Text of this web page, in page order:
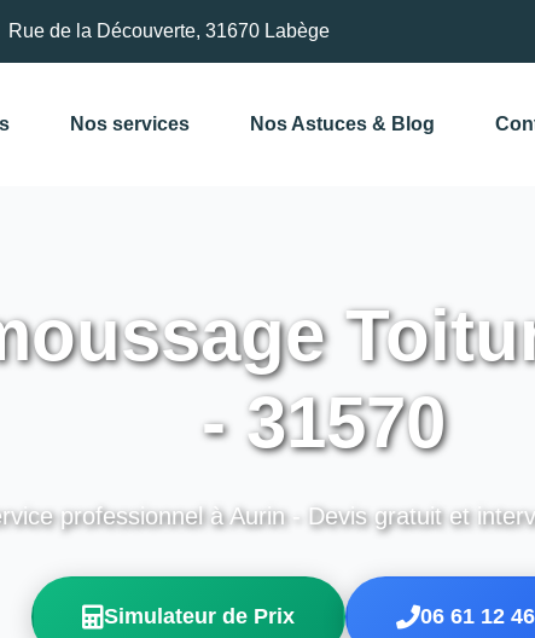
Rue de la Découverte, 31670 Labège
Nos services Nos Astuces & Blog
- 31570
professionnel à Aurin - Devis gratuit et
Simulateur de Prix 06 61 12